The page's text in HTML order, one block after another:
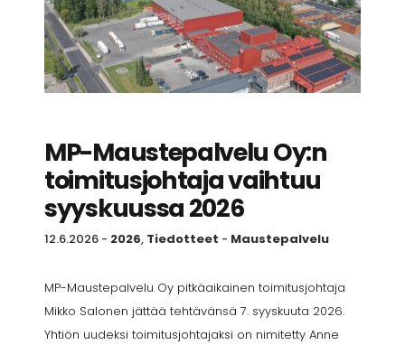
MP-Maustepalvelu Oy:n
toimitusjohtaja vaihtuu
syyskuussa 2026
12.6.2026 - 2026, Tiedotteet - Maustepalvelu
MP-Maustepalvelu Oy pitkäaikainen toimitusjohtaja
Mikko Salonen jättää tehtävänsä 7. syyskuuta 2026.
Yhtiön uudeksi toimitusjohtajaksi on nimitetty Anne